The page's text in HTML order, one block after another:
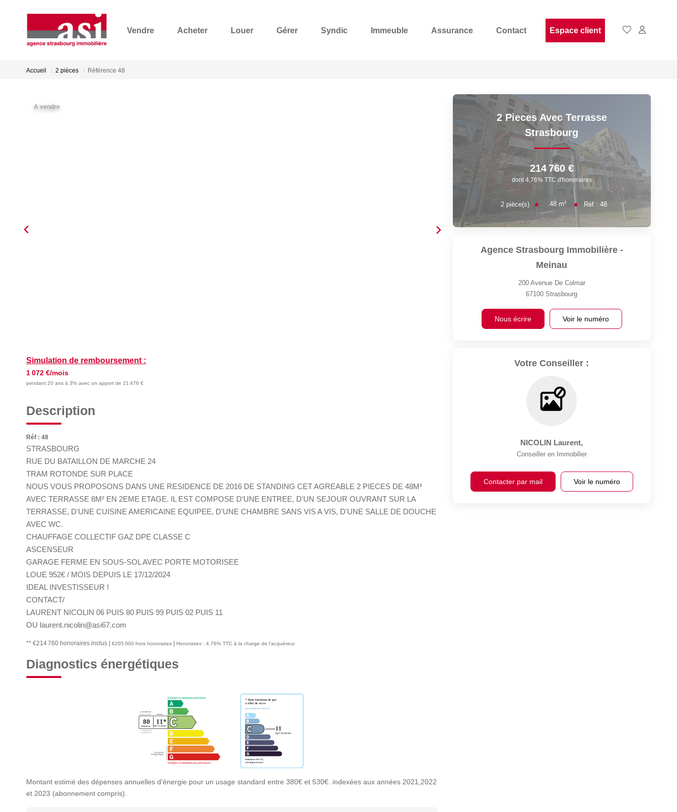
Vendre Acheter Louer Gérer Syndic Immeuble Assurance Contact Espace client
Accueil 2 pièces Référence 48
A vendre
Simulation de remboursement :
1 072 €/mois
pendant 20 ans à 3% avec un apport de 21 476 €
Description
Réf : 48
STRASBOURG
RUE DU BATAILLON DE MARCHE 24
TRAM ROTONDE SUR PLACE
NOUS VOUS PROPOSONS DANS UNE RESIDENCE DE 2016 DE STANDING CET AGREABLE 2 PIECES DE 48M²
AVEC TERRASSE 8M² EN 2EME ETAGE. IL EST COMPOSE D'UNE ENTREE, D'UN SEJOUR OUVRANT SUR LA
TERRASSE, D'UNE CUISINE AMERICAINE EQUIPEE, D'UNE CHAMBRE SANS VIS A VIS, D'UNE SALLE DE DOUCHE
AVEC WC.
CHAUFFAGE COLLECTIF GAZ DPE CLASSE C
ASCENSEUR
GARAGE FERME EN SOUS-SOL AVEC PORTE MOTORISEE
LOUE 952€ / MOIS DEPUIS LE 17/12/2024
IDEAL INVESTISSEUR !
CONTACT/
LAURENT NICOLIN 06 PUIS 80 PUIS 99 PUIS 02 PUIS 11
OU laurent.nicolin@asi67.com
** €214 760 honoraires inclus €205 000 hors honoraires Honoraires : 4.76% TTC à la charge de l'acquéreur
Diagnostics énergétiques
Montant estimé des dépenses annuelles d'énergie pour un usage standard entre 380€ et 530€. indexées aux années 2021,2022
et 2023 (abonnement compris).
2 Pieces Avec Terrasse
Strasbourg
214 760 €
dont 4,76% TTC d'honoraires
2 pièce(s) 48 m² Réf : 48
Agence Strasbourg Immobilière -
Meinau
200 Avenue De Colmar
67100Strasbourg
Nous écrire Voir le numéro
Votre Conseiller :
NICOLIN Laurent,
Conseiller en Immobilier
Contacter par mail Voir le numéro